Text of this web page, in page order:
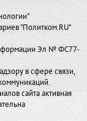
"Политком.RU"
Эл № ФС77-
в сфере связи,
сайта активная